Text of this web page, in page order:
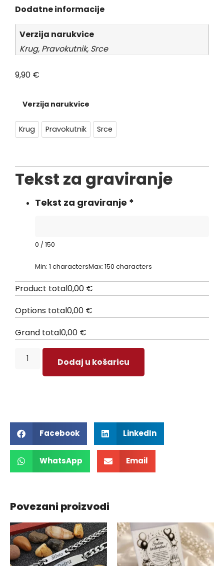
Dodatne informacije
Verzija narukvice
Krug, Pravokutnik, Srce
9,90 €
Verzija narukvice
Krug Pravokutnik Srce
Tekst za graviranje
Tekst za graviranje *
0 / 150
Min: 1 charactersMax: 150 characters
Product total0,00 €
Options total0,00 €
Grand total0,00 €
Dodaj u košaricu
Facebook LinkedIn
WhatsApp Email
Povezani proizvodi